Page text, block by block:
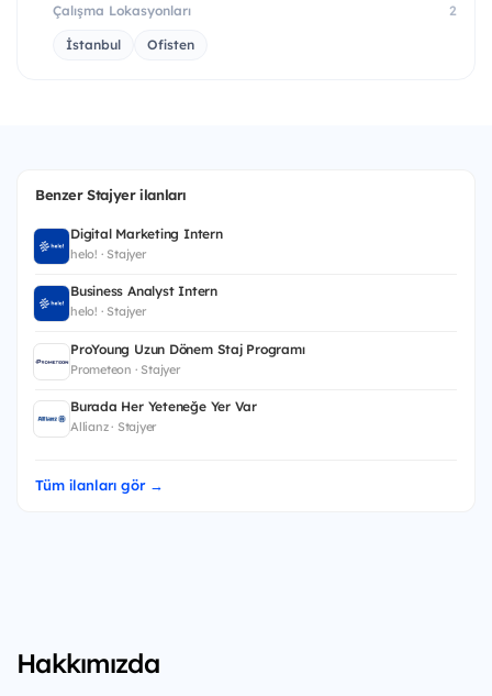
Çalışma Lokasyonları 2
İstanbul Ofisten
Benzer Stajyer ilanları
Digital Marketing Intern
helo! · Stajyer
Business Analyst Intern
helo! · Stajyer
ProYoung Uzun Dönem Staj Programı
Prometeon · Stajyer
Burada Her Yeteneğe Yer Var
Allianz · Stajyer
Tüm ilanları gör →
Hakkımızda